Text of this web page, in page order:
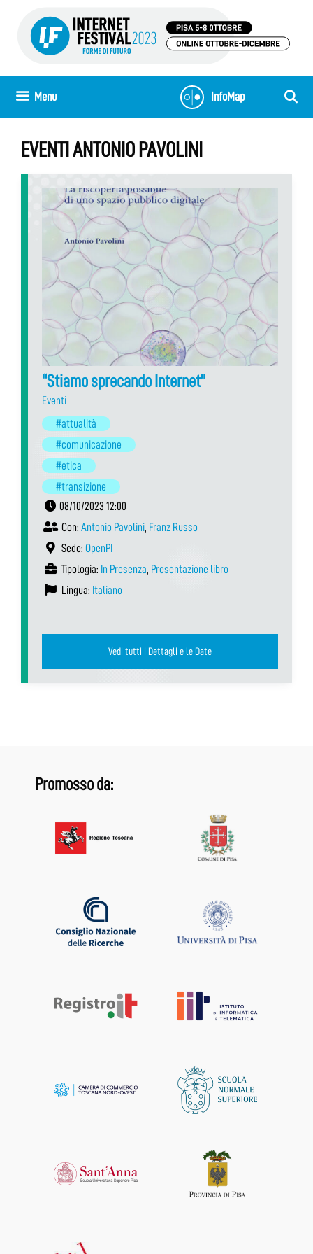
contenuto
InfoMap
Menu
EVENTI ANTONIO PAVOLINI
“Stiamo sprecando Internet”
Eventi
#attualità
#comunicazione
#etica
#transizione
08/10/2023 12:00
Con: Antonio Pavolini, Franz Russo
Sede: OpenPI
Tipologia: In Presenza, Presentazione libro
Lingua: Italiano
Vedi tutti i Dettagli e le Date
Promosso da: